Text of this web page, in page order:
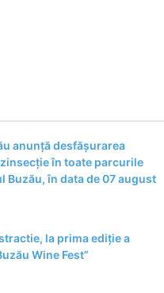
anunță desfășurarea
în toate parcurile
Buzău, în data de 07 august
la prima ediție a
Wine Fest”